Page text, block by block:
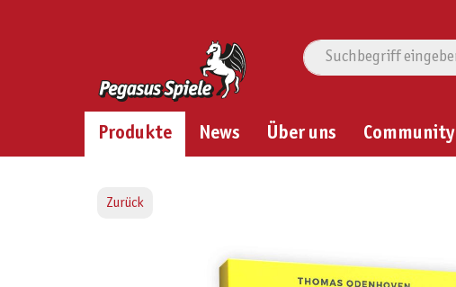
Produkte News Über uns Community
Zurück
Bildergalerie überspringen